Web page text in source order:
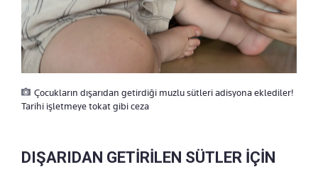
Çocukların dışarıdan getirdiği muzlu sütleri adisyona eklediler!
Tarihi işletmeye tokat gibi ceza
DIŞARIDAN GETİRİLEN SÜTLER İÇİN